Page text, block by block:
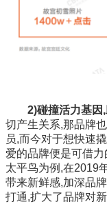
2)碰撞活力基因,
切产生关系,那品牌
员,而今对于想快速
爱的品牌便是可借
太平鸟为例,在2019
带来新鲜感,加深品
打通,扩大了品牌对